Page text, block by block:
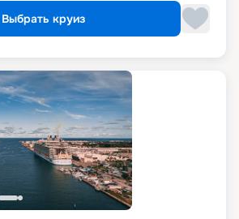
Выбрать круиз